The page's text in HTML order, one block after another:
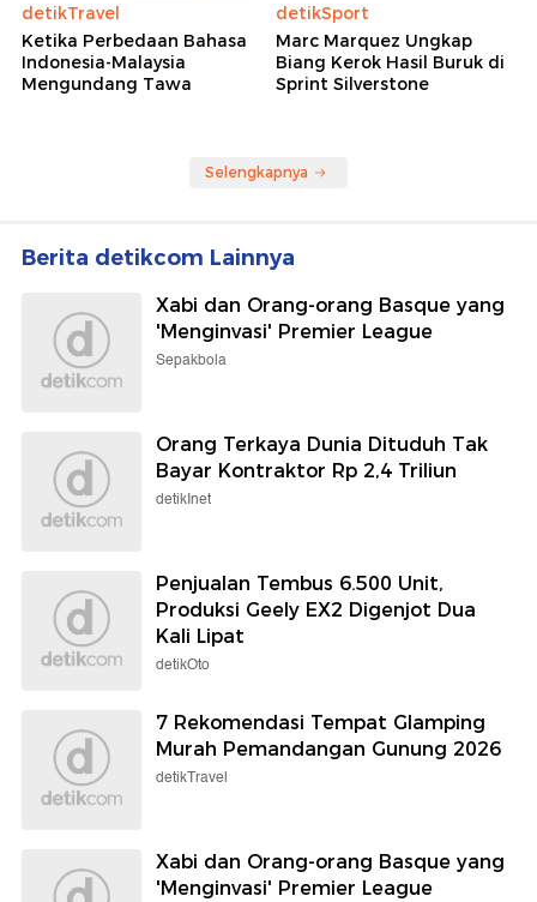
detikTravel
Ketika Perbedaan Bahasa
Indonesia-Malaysia
Mengundang Tawa
detikSport
Marc Marquez Ungkap
Biang Kerok Hasil Buruk di
Sprint Silverstone
Selengkapnya
Berita detikcom Lainnya
Xabi dan Orang-orang Basque yang
'Menginvasi' Premier League
Sepakbola
Orang Terkaya Dunia Dituduh Tak
Bayar Kontraktor Rp 2,4 Triliun
detikInet
Penjualan Tembus 6.500 Unit,
Produksi Geely EX2 Digenjot Dua
Kali Lipat
detikOto
7 Rekomendasi Tempat Glamping
Murah Pemandangan Gunung 2026
detikTravel
Xabi dan Orang-orang Basque yang
'Menginvasi' Premier League